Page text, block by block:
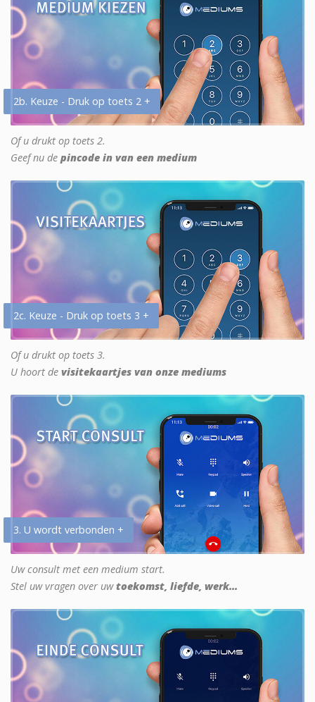
2b. Keuze - Druk op toets 2 +
Of u drukt op toets 2.
Geef nu de pincode in van een medium
2c. Keuze - Druk op toets 3 +
Of u drukt op toets 3.
U hoort de visitekaartjes van onze mediums
3. U wordt verbonden +
Uw consult met een medium start.
Stel uw vragen over uwtoekomst, liefde, werk...